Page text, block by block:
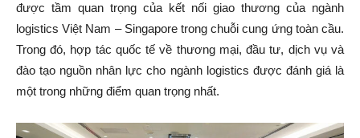
được tầm quan trọng của kết nối giao thương của ngành
logistics Việt Nam – Singapore trong chuỗi cung ứng toàn cầu.
Trong đó, hợp tác quốc tế về thương mại, đầu tư, dịch vụ và
đào tạo nguồn nhân lực cho ngành logistics được đánh giá là
một trong những điểm quan trọng nhất.